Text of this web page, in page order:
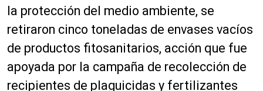
la protección del medio ambiente, se
retiraron cinco toneladas de envases vacíos
de productos fitosanitarios, acción que fue
apoyada por la campaña de recolección de
recipientes de plaguicidas y fertilizantes